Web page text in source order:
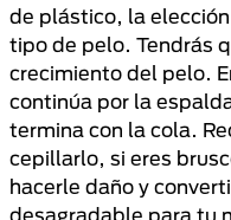
de plástico, la
tipo de pelo. Tendrás
crecimiento del pelo.
continúa por la
termina con la cola.
cepillarlo, si eres
hacerle daño y
desagradable para tu